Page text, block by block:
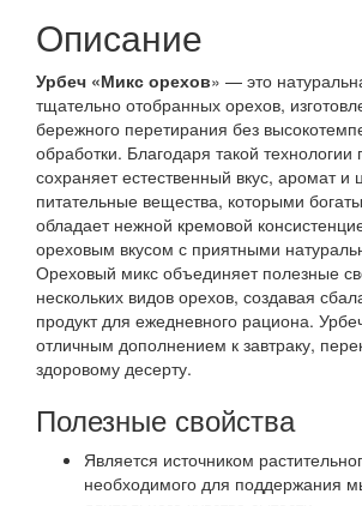
Описание
Урбеч «Микс орехов» — это
тщательно отобранных орехов,
бережного перетирания без
обработки. Благодаря такой технологии
сохраняет естественный вкус, аромат и
питательные вещества, которыми
обладает нежной кремовой
ореховым вкусом с приятными
Ореховый микс объединяет полезные
нескольких видов орехов, создавая
продукт для ежедневного рациона.
отличным дополнением к завтраку,
здоровому десерту.
Полезные свойства
Является источником
необходимого для поддержания